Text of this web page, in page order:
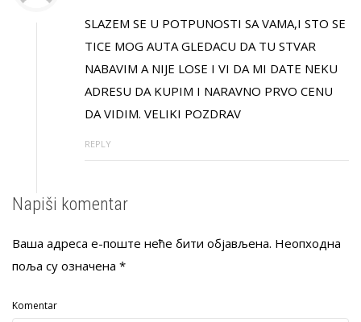
SLAZEM SE U POTPUNOSTI SA VAMA,I STO SE
TICE MOG AUTA GLEDACU DA TU STVAR
NABAVIM A NIJE LOSE I VI DA MI DATE NEKU
ADRESU DA KUPIM I NARAVNO PRVO CENU
DA VIDIM. VELIKI POZDRAV
REPLY
Napiši komentar
Ваша адреса е-поште неће бити објављена. Неопходна
поља су означена *
Komentar